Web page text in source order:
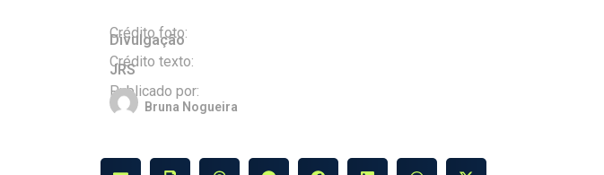
Crédito foto:
Divulgação
Crédito texto:
JRS
Publicado por:
Bruna Nogueira